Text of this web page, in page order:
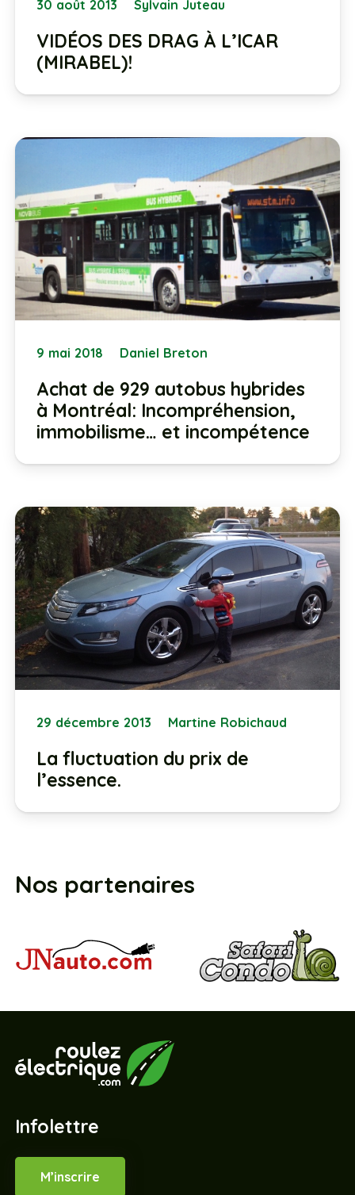
30 août 2013 Sylvain Juteau
VIDÉOS DES DRAG À L’ICAR
(MIRABEL)!
9 mai 2018 Daniel Breton
Achat de 929 autobus hybrides
à Montréal: Incompréhension,
immobilisme… et incompétence
29 décembre 2013 Martine Robichaud
La fluctuation du prix de
l’essence.
Nos partenaires
Infolettre
M’inscrire